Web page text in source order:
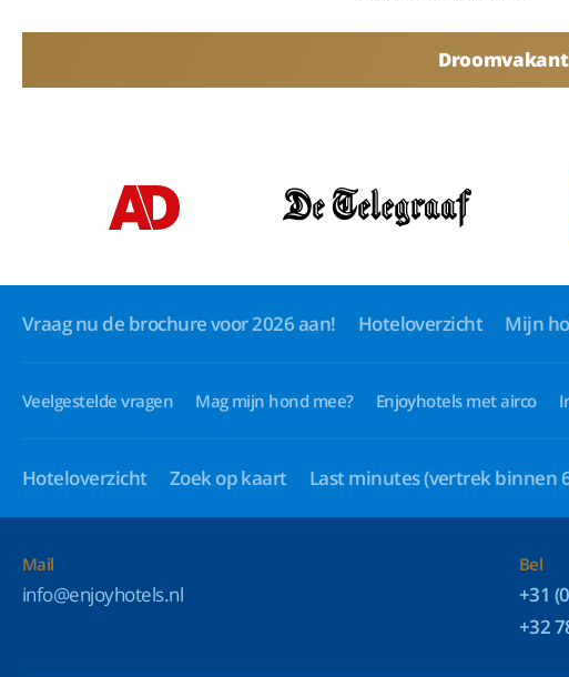
Vraag nu de brochure voor 2026 aan! Hoteloverzicht Mijn
Veelgestelde vragen Mag mijn hond mee? Enjoyhotels met airco
Hoteloverzicht Zoek op kaart Last minutes(vertrek binnen
Mail
info@enjoyhotels.nl
Bel
+31
+32